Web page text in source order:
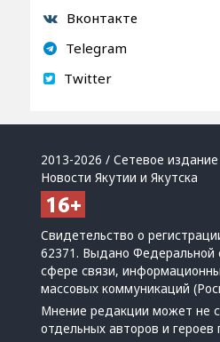
Вконтакте
Telegram
Twitter
2013-2026 / Сетевое
Новости Якутии и Якутска
Свидетельство о
62371. Выдано Федеральной
сфере связи,
массовых коммуникаций
Мнение редакции может не
отдельных авторов и героев